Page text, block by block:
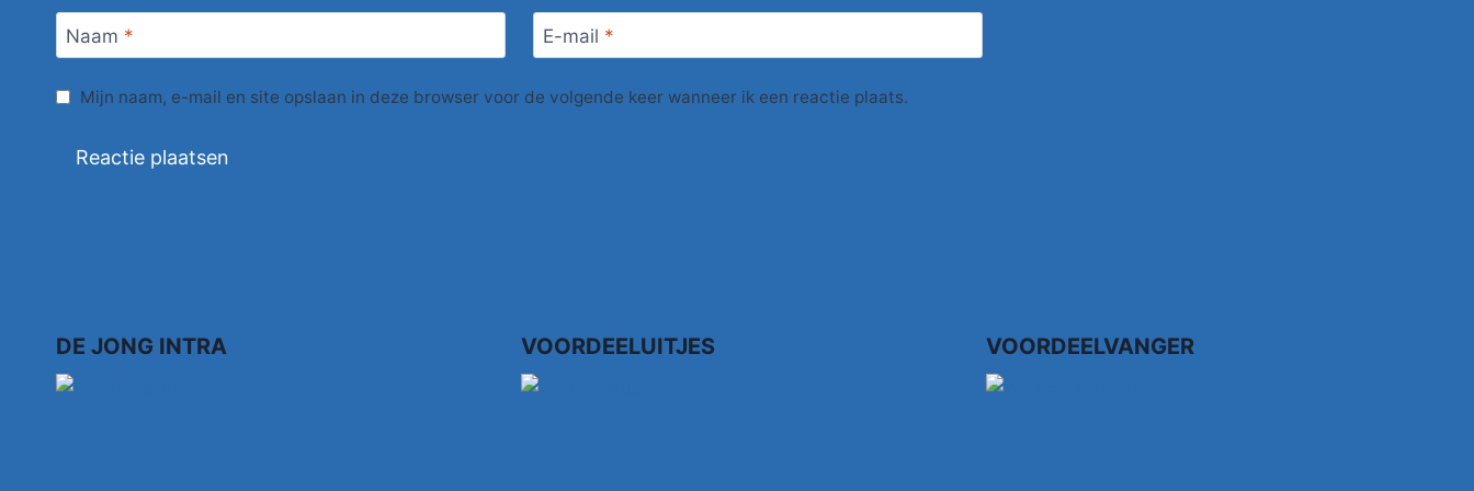
Naam * E-mail *
Mijn naam, e-mail en site opslaan in deze browser voor de volgende keer wanneer ik een reactie plaats.
DE JONG INTRA VOORDEELUITJES VOORDEELVANGER